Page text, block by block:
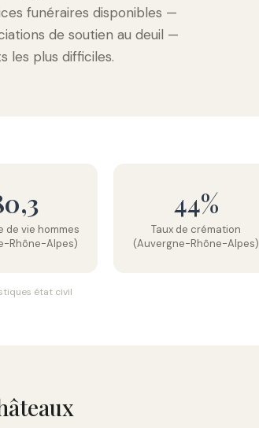
funéraires disponibles —
de soutien au deuil —
les plus difficiles.
de vie hommes
Rhône-Alpes)
44%
Taux de crémation
(Auvergne-Rhône-Alpes)
état civil